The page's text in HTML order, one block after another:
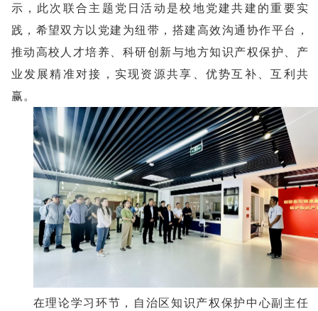
示，此次联合主题党日活动是校地党建共建的重要实
践，希望双方以党建为纽带，搭建高效沟通协作平台，
推动高校人才培养、科研创新与地方知识产权保护、产
业发展精准对接，实现资源共享、优势互补、互利共
赢。
在理论学习环节，自治区知识产权保护中心副主任